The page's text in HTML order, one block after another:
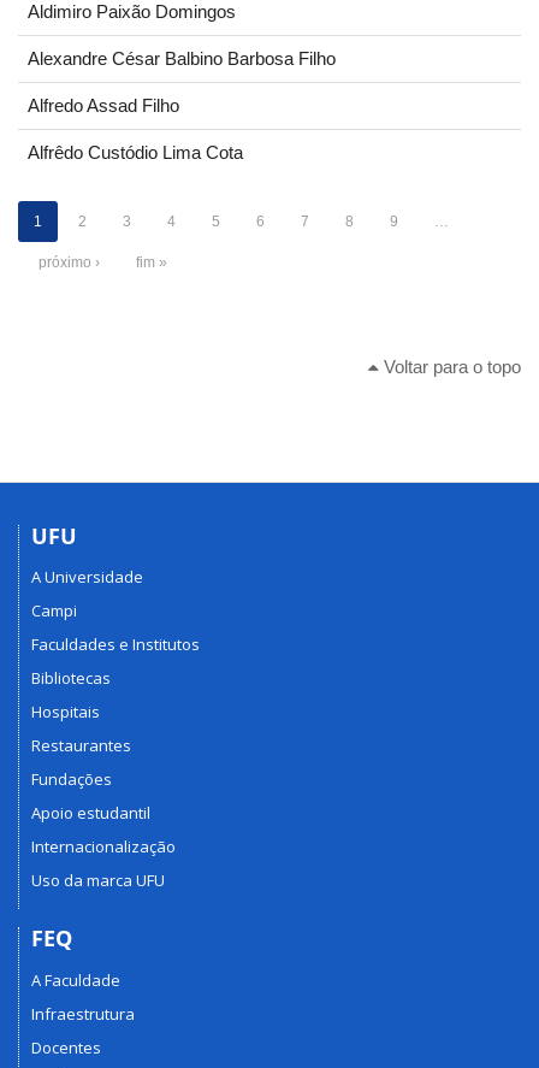
Aldimiro Paixão Domingos
Alexandre César Balbino Barbosa Filho
Alfredo Assad Filho
Alfrêdo Custódio Lima Cota
1 2 3 4 5 6 7 8 9 …
próximo › fim »
Voltar para o topo
UFU
A Universidade
Campi
Faculdades e Institutos
Bibliotecas
Hospitais
Restaurantes
Fundações
Apoio estudantil
Internacionalização
Uso da marca UFU
FEQ
A Faculdade
Infraestrutura
Docentes